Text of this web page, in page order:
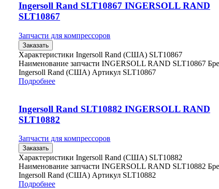
Ingersoll Rand SLT10867 INGERSOLL RAND
SLT10867
Запчасти для компрессоров
Заказать
Характеристики Ingersoll Rand (США) SLT10867
Наименование запчасти INGERSOLL RAND SLT10867
Ingersoll Rand (США) Артикул SLT10867
Подробнее
Ingersoll Rand SLT10882 INGERSOLL RAND
SLT10882
Запчасти для компрессоров
Заказать
Характеристики Ingersoll Rand (США) SLT10882
Наименование запчасти INGERSOLL RAND SLT10882
Ingersoll Rand (США) Артикул SLT10882
Подробнее